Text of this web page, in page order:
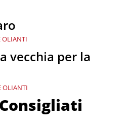
OLIANTI
vecchia per la
OLIANTI